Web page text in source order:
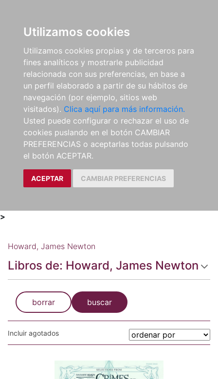
Utilizamos cookies
Utilizamos cookies propias y de terceros para
fines analíticos y mostrarle publicidad
relacionada con sus preferencias, en base a
un perfil elaborado a partir de su hábitos de
navegación (por ejemplo, sitios web
visitados). Clica aquí para más información.
Usted puede configurar o rechazar el uso de
cookies puslando en el botón CAMBIAR
PREFERENCIAS o aceptarlas todas pulsando
el botón ACEPTAR.
ACEPTAR CAMBIAR PREFERENCIAS
>
Howard, James Newton
Libros de: Howard, James Newton
borrar buscar
Incluir agotados